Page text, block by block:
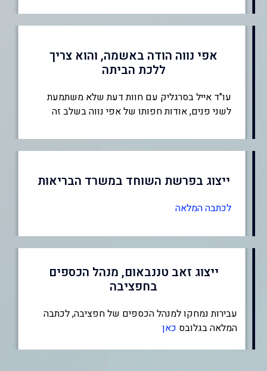
אפי נווה הודה באשמה, והוא צריך
ללכת הביתה
עו"ד אייל בסרגליק עם חוות דעת שלא משתמעת
לשני פנים, אודות חפותו של אפי נווה בשלב זה
ייצוג בפרשת השוחד במשרד הבריאות
לכתבה המלאה
ייצוג זאב טננבאום, מנהל הכספים
בחפציבה
עבירות נמחקו למנהל הכספים של חפציבה, לכתבה
המלאה בגלובס כאן